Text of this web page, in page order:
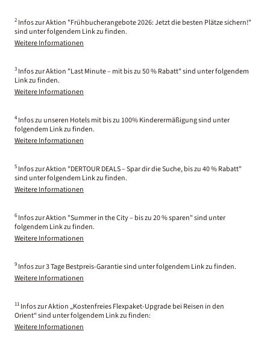
2 Infos zur Aktion "Frühbucherangebote 2026: Jetzt die besten Plätze sichern!"
sind unter folgendem Link zu finden.
Weitere Informationen
3 Infos zur Aktion "Last Minute – mit bis zu 50 % Rabatt" sind unter folgendem
Link zu finden.
Weitere Informationen
4 Infos zu unseren Hotels mit bis zu 100% Kinderermäßigung sind unter
folgendem Link zu finden.
Weitere Informationen
5 Infos zur Aktion "DERTOUR DEALS – Spar dir die Suche, bis zu 40 % Rabatt"
sind unter folgendem Link zu finden.
Weitere Informationen
6 Infos zur Aktion "Summer in the City – bis zu 20 % sparen" sind unter
folgendem Link zu finden.
Weitere Informationen
9 Infos zur 3 Tage Bestpreis-Garantie sind unter folgendem Link zu finden.
Weitere Informationen
11 Infos zur Aktion „Kostenfreies Flexpaket-Upgrade bei Reisen in den
Orient“ sind unter folgendem Link zu finden:
Weitere Informationen